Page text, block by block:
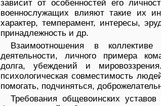
зависит от особенностей его
военнослужащих влияют такие их
характер, темперамент, интересы,
принадлежность и др.
Взаимоотношения в
деятельности, личного примера
долга, убеждений и
психологическая совместимость
помогать, подчиняться,
Требования общевоинских